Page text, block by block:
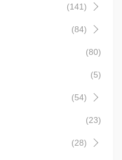
(141)
(84)
(80)
(5)
(54)
(23)
(28)